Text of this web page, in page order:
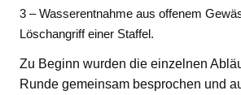
3 – Wasserentnahme aus offenem
Löschangriff einer Staffel.
Zu Beginn wurden die einzelnen
Runde gemeinsam besprochen und